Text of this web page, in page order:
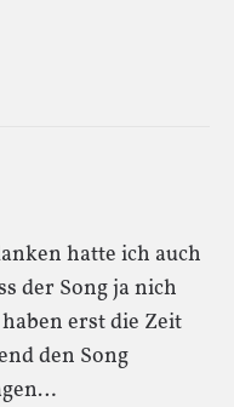
hatte ich auch
der Song ja nich
erst die Zeit
den Song